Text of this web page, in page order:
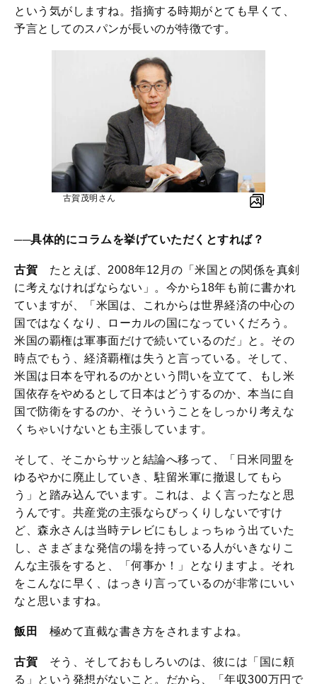
という気がしますね。指摘する時期がとても早くて、
予言としてのスパンが長いのが特徴です。
古賀茂明さん
──具体的にコラムを挙げていただくとすれば？
古賀 たとえば、2008年12月の「米国との関係を真剣
に考えなければならない」。今から18年も前に書かれ
ていますが、「米国は、これからは世界経済の中心の
国ではなくなり、ローカルの国になっていくだろう。
米国の覇権は軍事面だけで続いているのだ」と。その
時点でもう、経済覇権は失うと言っている。そして、
米国は日本を守れるのかという問いを立てて、もし米
国依存をやめるとして日本はどうするのか、本当に自
国で防衛をするのか、そういうことをしっかり考えな
くちゃいけないとも主張しています。
そして、そこからサッと結論へ移って、「日米同盟を
ゆるやかに廃止していき、駐留米軍に撤退してもら
う」と踏み込んでいます。これは、よく言ったなと思
うんです。共産党の主張ならびっくりしないですけ
ど、森永さんは当時テレビにもしょっちゅう出ていた
し、さまざまな発信の場を持っている人がいきなりこ
んな主張をすると、「何事か！」となりますよ。それ
をこんなに早く、はっきり言っているのが非常にいい
なと思いますね。
飯田 極めて直截な書き方をされますよね。
古賀 そう、そしておもしろいのは、彼には「国に頼
る」という発想がないこと。だから、「年収300万円で